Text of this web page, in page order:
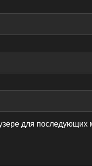
для последующих